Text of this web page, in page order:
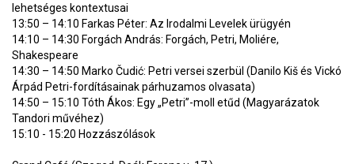
lehetséges kontextusai
13:50 – 14:10 Farkas Péter: Az Irodalmi Levelek ürügyén
14:10 – 14:30 Forgách András: Forgách, Petri, Moliére,
Shakespeare
14:30 – 14:50 Marko Čudić: Petri versei szerbül (Danilo Kiš és Vickó
Árpád Petri-fordításainak párhuzamos olvasata)
14:50 – 15:10 Tóth Ákos: Egy „Petri”-moll etűd (Magyarázatok
Tandori művéhez)
15:10 - 15:20 Hozzászólások